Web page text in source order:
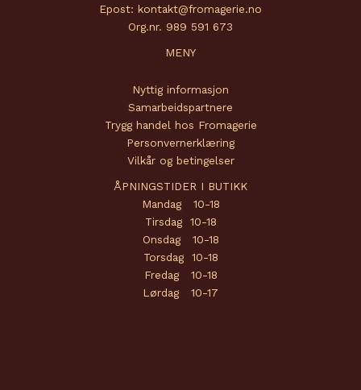
Epost: kontakt@fromagerie.no
Org.nr. 989 591 673
MENY
Nyttig informasjon
Samarbeidspartnere
Trygg handel hos Fromagerie
Personvernerklæring
Vilkår og betingelser
ÅPNINGSTIDER I BUTIKK
Mandag 10-18
Tirsdag 10-18
Onsdag 10-18
Torsdag 10-18
Fredag 10-18
Lørdag 10-17